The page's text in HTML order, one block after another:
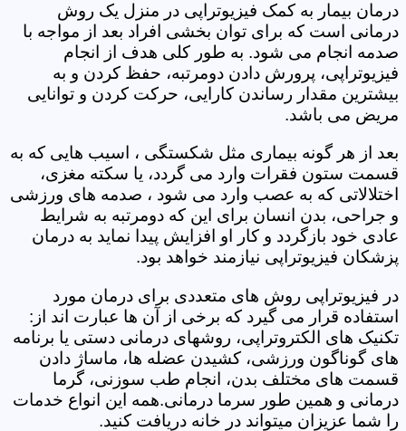
درمان بیمار به کمک فیزیوتراپی در منزل یک روش
درمانی است که برای توان بخشی افراد بعد از مواجه با
صدمه انجام می شود. به طور کلی هدف از انجام
فیزیوتراپی، پرورش دادن دومرتبه، حفظ کردن و به
بیشترین مقدار رساندن کارایی، حرکت کردن و توانایی
مریض می باشد.
بعد از هر گونه بیماری مثل شکستگی ، اسیب هایی که به
قسمت ستون فقرات وارد می گردد، یا سکته مغزی،
اختلالاتی که به عصب وارد می شود ، صدمه های ورزشی
و جراحی، بدن انسان برای این که دومرتبه به شرایط
عادی خود بازگردد و کار او افزایش پیدا نماید به درمان
پزشکان فیزیوتراپی نیازمند خواهد بود.
در فیزیوتراپی روش های متعددی برای درمان مورد
استفاده قرار می گیرد که برخی از آن ها عبارت اند از:
تکنیک های الکتروتراپی، روشهای درمانی دستی یا برنامه
های گوناگون ورزشی، کشیدن عضله ها، ماساژ دادن
قسمت های مختلف بدن، انجام طب سوزنی، گرما
درمانی و همین طور سرما درمانی.همه این انواع خدمات
را شما عزیزان میتواند در خانه دریافت کنید.